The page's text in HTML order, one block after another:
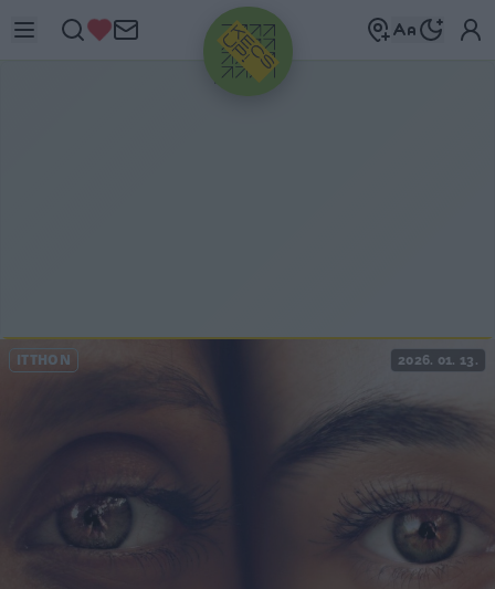
HIRDETÉS
ITTHON 2026. 01. 13.